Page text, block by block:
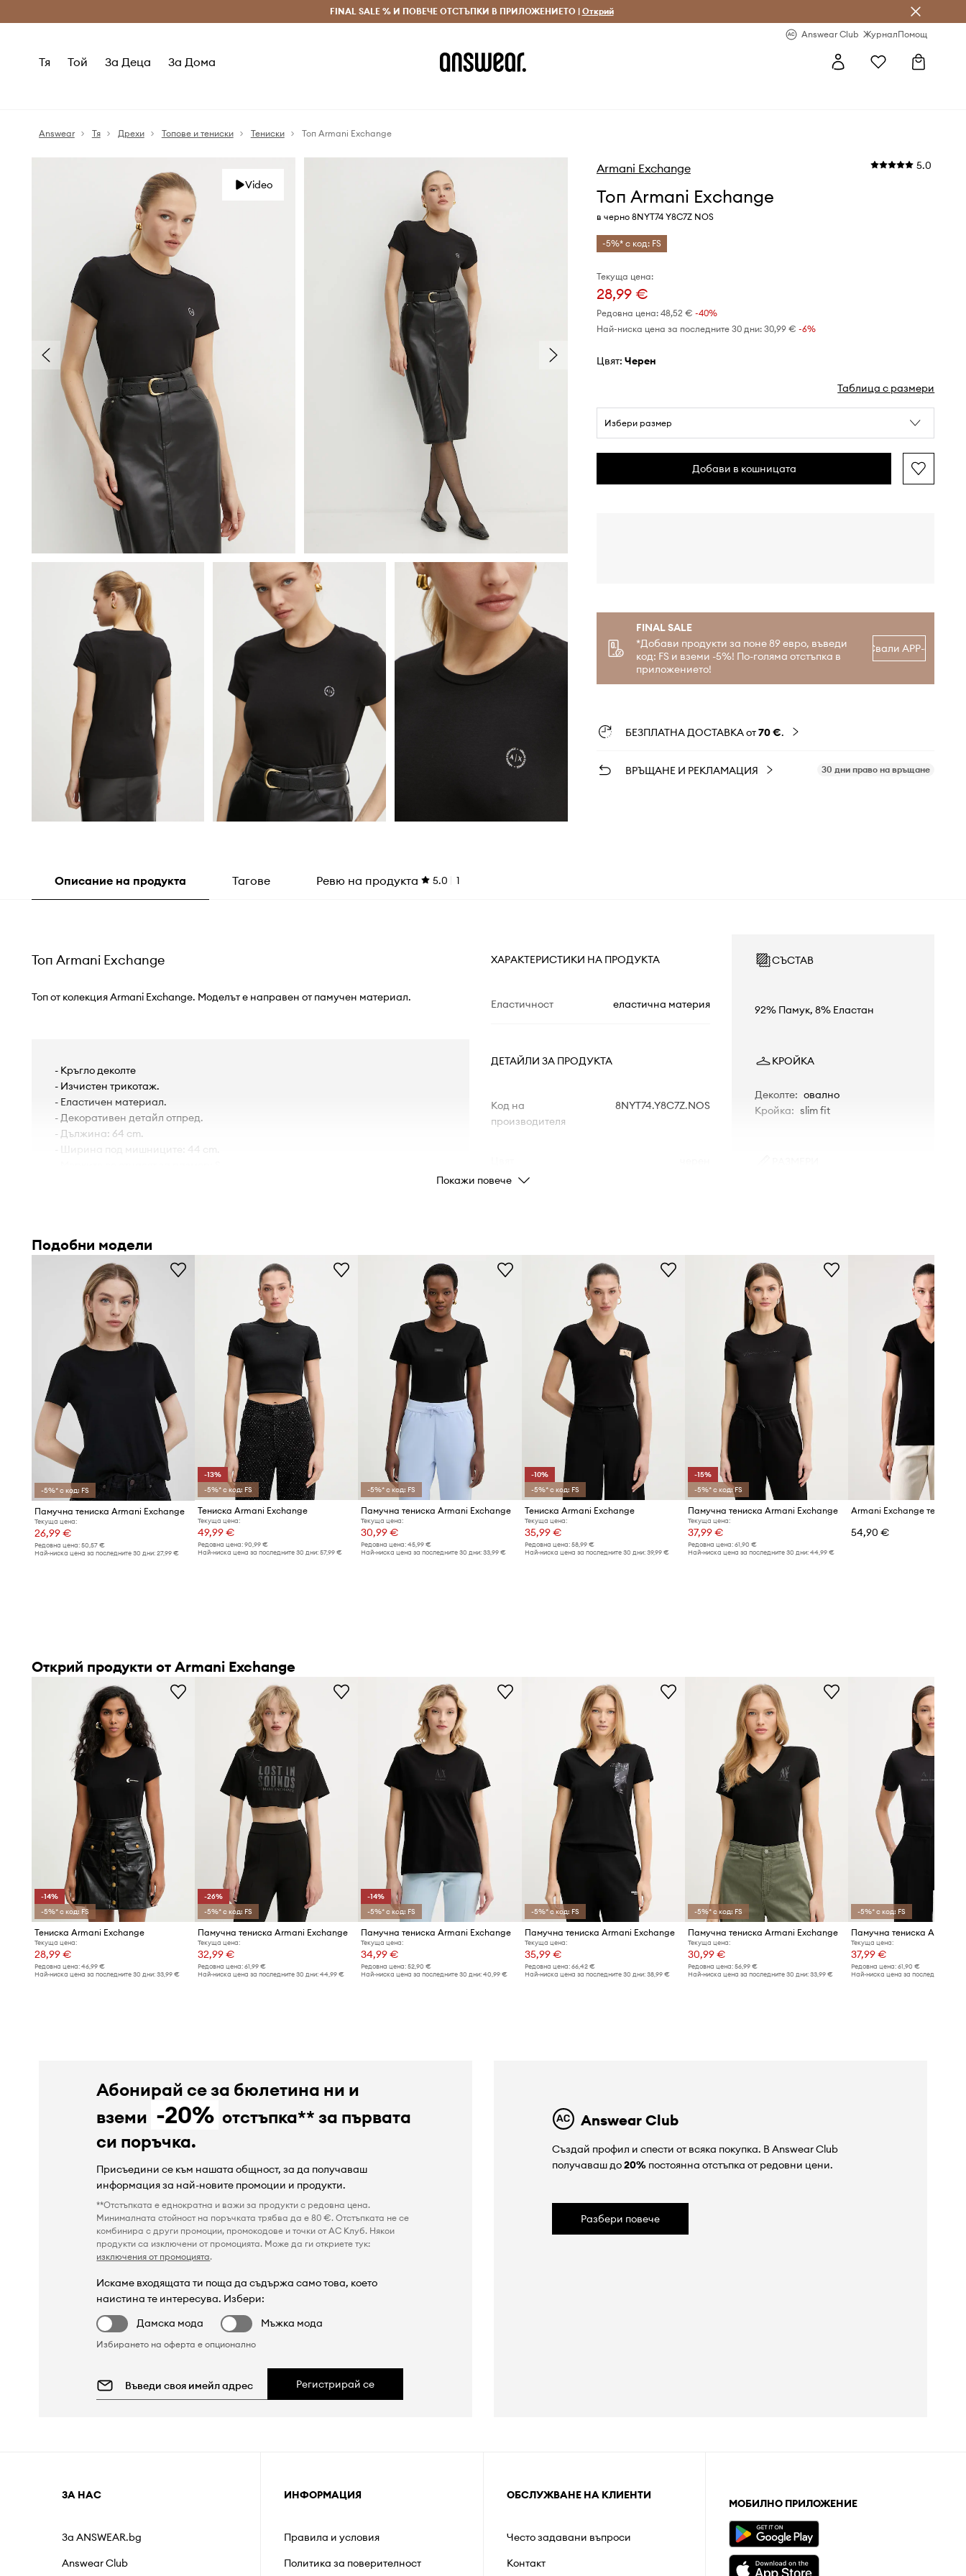
Безплатни доставка и връщане за поръчки над 70 EUR Доставка 1-5 дни
FINAL SALE % И ПОВЕЧЕ ОТСТЪПКИ В ПРИЛОЖЕНИЕТО | Открий
Answear Club ЖурналПомощ
Тя Той За Деца За Дома
Answear Тя Дрехи Топове и тениски Тениски Топ Armani Exchange
Video
Armani Exchange 5.0
Топ Armani Exchange
в черно 8NYT74 Y8C7Z NOS
-5%* с код: FS
Текуща цена:
28,99 €
Редовна цена: 48,52 € -40%
Най-ниска цена за последните 30 дни: 30,99 € -6%
Цвят: черен
Таблица с размери
Избери размер
Добави в кошницата
FINAL SALE
*Добави продукти за поне 89 евро, въведи
код: FS и вземи -5%! По-голяма отстъпка в
приложението!
Свали APP-а
БЕЗПЛАТНА ДОСТАВКА от70 €.
ВРЪЩАНЕ И РЕКЛАМАЦИЯ 30 дни право на връщане
Описание на продукта Тагове Ревю на продукта 5.0 1
Топ Armani Exchange
Топ от колекция Armani Exchange. Моделът е направен от памучен материал.
- Кръгло деколте
- Изчистен трикотаж.
- Еластичен материал.
- Декоративен детайл отпред.
- Дължина: 64 cm.
- Ширина под мишниците: 44 cm.
ХАРАКТЕРИСТИКИ НА ПРОДУКТА
Еластичност еластична материя
ДЕТАЙЛИ ЗА ПРОДУКТА
Код на
производителя
8NYT74.Y8C7Z.NOS
Код на продукта
СЪСТАВ
92% Памук, 8% Еластан
КРОЙКА
Деколте: овално
Кройка: slim fit
оригиналната маркировка на
производителя.
Таблица с размери
Покажи повече
Подобни модели
-5%* с код: FS
Памучна тениска Armani Exchange
Текуща цена:
26,99 €
Редовна цена: 50,57 €
Най-ниска цена за последните 30 дни: 27,99 €
-13%
-5%* с код: FS
Тениска Armani Exchange
Текуща цена:
49,99 €
Редовна цена:90,99 €
Най-ниска цена за последните 30 дни:57,99 €
-5%* с код: FS
Памучна тениска Armani Exchange
Текуща цена:
30,99 €
Редовна цена: 45,99 €
Най-ниска цена за последните 30 дни: 33,99 €
-10%
-5%* с код: FS
Тениска Armani Exchange
Текуща цена:
35,99 €
Редовна цена: 58,99 €
Най-ниска цена за последните 30 дни: 39,99 €
-15%
-5%* с код: FS
Памучна тениска Armani Exchange
Текуща цена:
37,99 €
Редовна цена:61,90 €
Най-ниска цена за последните 30 дни:44,99 €
54,90 €
Открий продукти от Armani Exchange
-14%
-5%* с код: FS
Тениска Armani Exchange
Текуща цена:
28,99 €
Редовна цена: 46,99 €
Най-ниска цена за последните 30 дни: 33,99 €
-26%
-5%* с код: FS
Памучна тениска Armani Exchange
Текуща цена:
32,99 €
Редовна цена:61,99 €
Най-ниска цена за последните 30 дни:44,99 €
-14%
-5%* с код: FS
Памучна тениска Armani Exchange
Текуща цена:
34,99 €
Редовна цена: 52,90 €
Най-ниска цена за последните 30 дни: 40,99 €
-5%* с код: FS
Памучна тениска Armani Exchange
Текуща цена:
35,99 €
Редовна цена: 66,42 €
Най-ниска цена за последните 30 дни: 38,99 €
-5%* с код: FS
Памучна тениска Armani Exchange
Текуща цена:
30,99 €
Редовна цена:56,99 €
Най-ниска цена за последните 30 дни:33,99 €
-5%* с код: FS
Памучна тениска Armani
Текуща цена:
37,99 €
Редовна цена: 61,90 €
Най-ниска цена за последните 30
Абонирай се за бюлетина ни и
вземи -20% отстъпка** за първата
си поръчка.
Присъедини се към нашата общност, за да получаваш
информация за най-новите промоции и продукти.
**Отстъпката е еднократна и важи за продукти с редовна цена.
Минималната стойност на поръчката трябва да е 80 €. Отстъпката не се
комбинира с други промоции, промокодове и точки от AC Клуб. Някои
продукти са изключени от промоцията. Може да ги откриете тук:
изключения от промоцията.
Искаме входящата ти поща да съдържа само това, което
наистина те интересува. Избери:
Дамска мода
Мъжка мода
Избирането на оферта е опционално
Регистрирай се
Answear Club
Създай профил и спести от всяка покупка. В Answear Club
получаваш до20%постоянна отстъпка от редовни цени.
Разбери повече
ЗА НАС
За ANSWEAR.bg
Answear Club
ИНФОРМАЦИЯ
Правила и условия
Политика за поверителност
ОБСЛУЖВАНЕ НА КЛИЕНТИ
Често задавани въпроси
Контакт
МОБИЛНО ПРИЛОЖЕНИЕ